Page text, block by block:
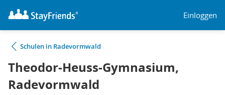
Einloggen
Schulen in Radevormwald
Theodor-Heuss-Gymnasium,
Radevormwald